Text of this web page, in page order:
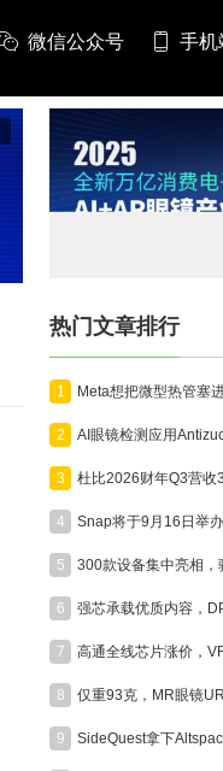
微信公众号 手机
热门文章排行
1
2
3
4
5
6
7
8
9